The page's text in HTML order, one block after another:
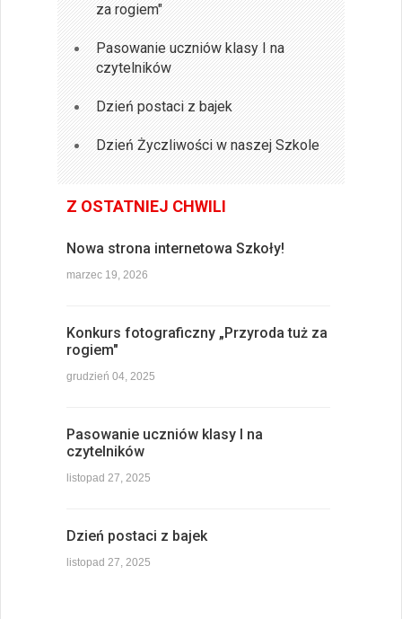
za rogiem"
Pasowanie uczniów klasy I na
czytelników
Dzień postaci z bajek
Dzień Życzliwości w naszej Szkole
Z OSTATNIEJ CHWILI
Nowa strona internetowa Szkoły!
marzec 19, 2026
Konkurs fotograficzny „Przyroda tuż za
rogiem"
grudzień 04, 2025
Pasowanie uczniów klasy I na
czytelników
listopad 27, 2025
Dzień postaci z bajek
listopad 27, 2025